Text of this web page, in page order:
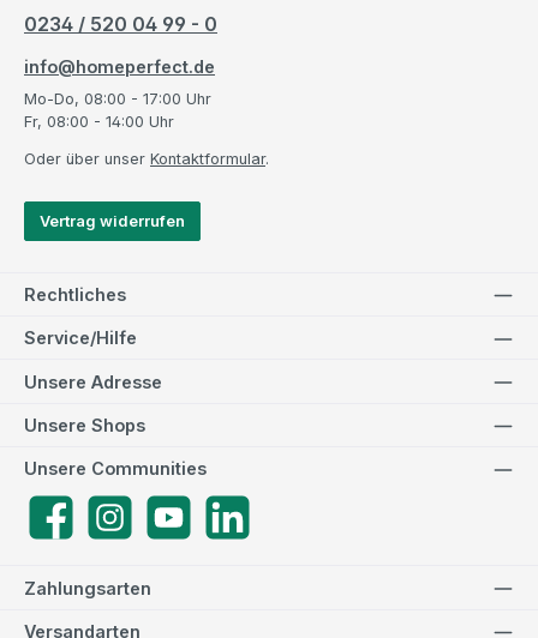
0234 / 520 04 99 - 0
info@homeperfect.de
Mo-Do, 08:00 - 17:00 Uhr
Fr, 08:00 - 14:00 Uhr
Oder über unser Kontaktformular.
Vertrag widerrufen
Rechtliches
Service/Hilfe
Zahlungsarten
Versandarten
Unsere Adresse
Unsere Communities
FacebookInstagramYouTube LinkedIn
Unsere Shops